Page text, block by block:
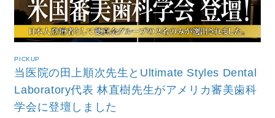
PICKUP
当医院の田上順次先生とUltimate Styles Dental
Laboratory代表 林直樹先生がアメリカ審美歯科
学会に登壇しました